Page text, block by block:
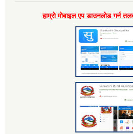
हाम्राे माेबाइल एप डाउनलाेड गर्न